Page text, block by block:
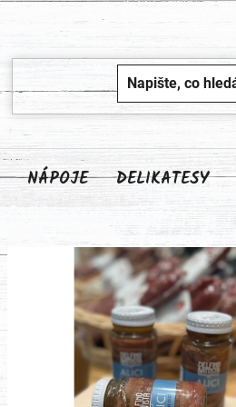
NÁPOJE DELIKATESY